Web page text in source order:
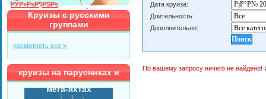
Дата круиза:
Длительность:
Дополнительно:
По вашему запросу ничего не найдено!
РЎР»РѕР¶РЅРѕ
РґРѕР·РІРѕРЅРёС‚СЊСЃСЏ?
РњС‹ РїРѕР·РІРѕРЅРёРј Р’Р°Рј
Круизы с русскими
группами
посмотреть все »
круизы на парусниках и
мега-яхтах